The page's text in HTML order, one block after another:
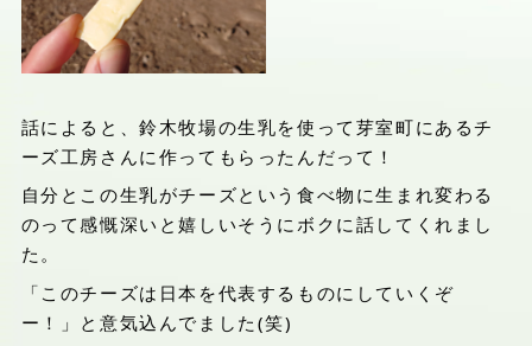
話によると、鈴木牧場の生乳を使って芽室町にあるチ
ーズ工房さんに作ってもらったんだって！
自分とこの生乳がチーズという食べ物に生まれ変わる
のって感慨深いと嬉しいそうにボクに話してくれまし
た。
「このチーズは日本を代表するものにしていくぞ
ー！」と意気込んでました(笑)